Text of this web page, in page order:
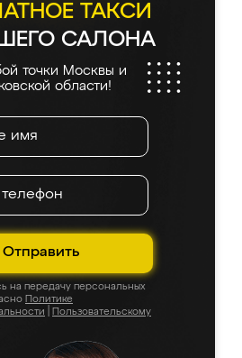
ТАКСИ
САЛОНА
точки Москвы и
области!
Отправить
на передачу персональных
Политике
Пользовательскому